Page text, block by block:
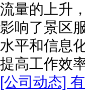
流量的上升
影响了景区
水平和信息
提高工作效
[公司动态]